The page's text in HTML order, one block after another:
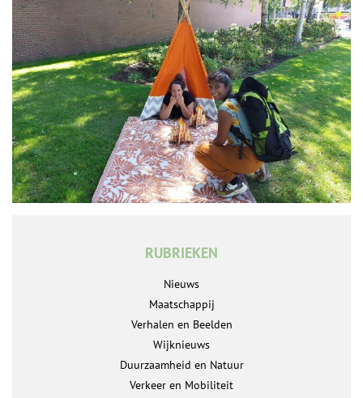
RUBRIEKEN
Nieuws
Maatschappij
Verhalen en Beelden
Wijknieuws
Duurzaamheid en Natuur
Verkeer en Mobiliteit